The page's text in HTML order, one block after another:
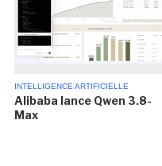
INTELLIGENCE ARTIFICIELLE
Alibaba lance Qwen 3.8-
Max